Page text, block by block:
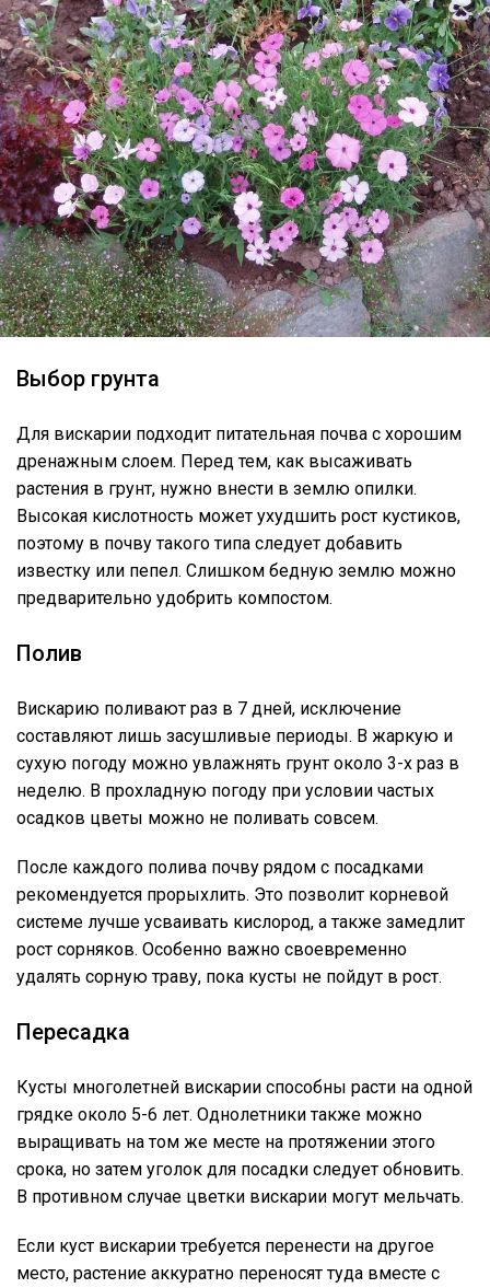
Выбор грунта
Для вискарии подходит питательная почва с хорошим
дренажным слоем. Перед тем, как высаживать
растения в грунт, нужно внести в землю опилки.
Высокая кислотность может ухудшить рост кустиков,
поэтому в почву такого типа следует добавить
известку или пепел. Слишком бедную землю можно
предварительно удобрить компостом.
Полив
Вискарию поливают раз в 7 дней, исключение
составляют лишь засушливые периоды. В жаркую и
сухую погоду можно увлажнять грунт около 3-х раз в
неделю. В прохладную погоду при условии частых
осадков цветы можно не поливать совсем.
После каждого полива почву рядом с посадками
рекомендуется прорыхлить. Это позволит корневой
системе лучше усваивать кислород, а также замедлит
рост сорняков. Особенно важно своевременно
удалять сорную траву, пока кусты не пойдут в рост.
Пересадка
Кусты многолетней вискарии способны расти на одной
грядке около 5-6 лет. Однолетники также можно
выращивать на том же месте на протяжении этого
срока, но затем уголок для посадки следует обновить.
В противном случае цветки вискарии могут мельчать.
Если куст вискарии требуется перенести на другое
место, растение аккуратно переносят туда вместе с